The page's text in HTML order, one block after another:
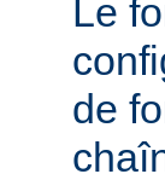
Le
de